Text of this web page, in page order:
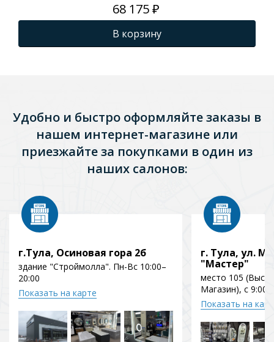
68 175 ₽
В корзину
Удобно и быстро оформляйте заказы в
нашем интернет-магазине или
приезжайте за покупками в один из
наших салонов:
г.Тула, Осиновая гора 2б
здание "Строймолла". Пн-Вс 10:00–
20:00
Показать на карте
г. Тула, ул.
"Мастер"
место 105
Магазин), с 9:00
Показать на